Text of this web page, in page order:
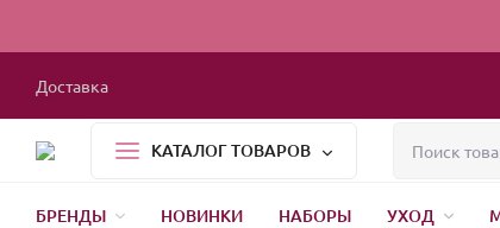
Доставка
КАТАЛОГ ТОВАРОВ
БРЕНДЫ НОВИНКИ НАБОРЫ УХОД